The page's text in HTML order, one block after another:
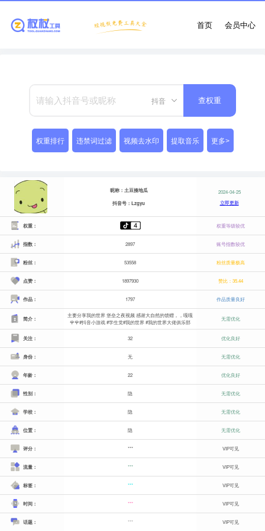
会员中心
首页
抖音 查权重
权重排行 违禁词过滤 视频去水印 提取音乐 更多>
昵称：土豆揍地瓜
抖音号：Lzgyu
2024-04-25
立即更新
权重： 权重等级较优
指数： 2897 账号指数较优
粉丝： 53558 粉丝质量极高
点赞： 1897930 赞比：35.44
作品： 1797 作品质量良好
简介：
主要分享我的世界 堡垒之夜视频 感谢大自然的馈赠，，嘎嘎
🌹🌹#抖音小游戏 #学生党#我的世界 #我的世界大佬俱乐部
无需优化
关注： 32 优化良好
身份： 无 无需优化
年龄： 22 优化良好
性别： 隐 无需优化
学校： 隐 无需优化
位置： 隐 无需优化
评分： *** VIP可见
流量： *** VIP可见
标签： *** VIP可见
时间： *** VIP可见
话题： *** VIP可见